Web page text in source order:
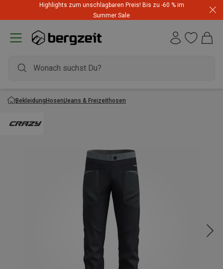
Highlights zum unschlagbaren Preis! Bis zu -60 % im
Summer Sale
BekleidungHosenJeans & Freizeithosen